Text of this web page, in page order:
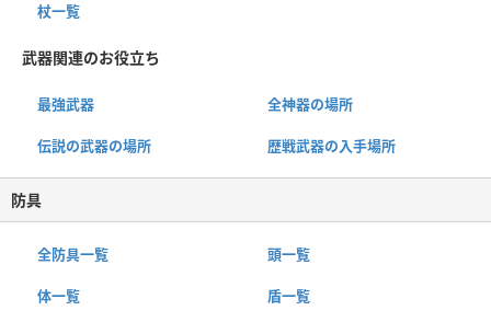
杖一覧
武器関連のお役立ち
最強武器 全神器の場所
伝説の武器の場所 歴戦武器の入手場所
防具
全防具一覧 頭一覧
体一覧 盾一覧